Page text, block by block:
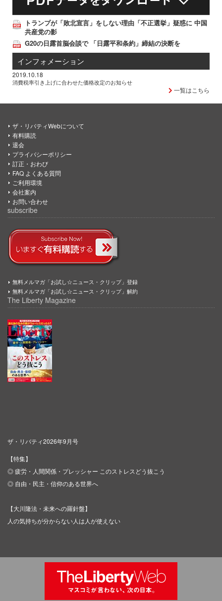
トランプが「敗北宣言」をしない理由「不正選挙」疑惑に 中国
共産党の影
G20の日露首脳会談で 「日露平和条約」締結の決断を
インフォメーション
2019.10.18
消費税率引き上げに合わせた価格改定のお知らせ
一覧はこちら
ザ・リバティWebについて
有料購読
退会
プライバシーポリシー
訂正・おわび
FAQ よくある質問
ご利用環境
会社案内
お問い合わせ
subscribe
無料メルマガ「お試し☆ニュース・クリップ」登録
無料メルマガ「お試し☆ニュース・クリップ」解約
The Liberty Magazine
ザ・リバティ2026年9月号
【特集】
◎ 疲労・人間関係・プレッシャー このストレスどう抜こう
◎ 自由・民主・信仰のある世界へ
【大川隆法・未来への羅針盤】
人の気持ちが分からない人は人が使えない